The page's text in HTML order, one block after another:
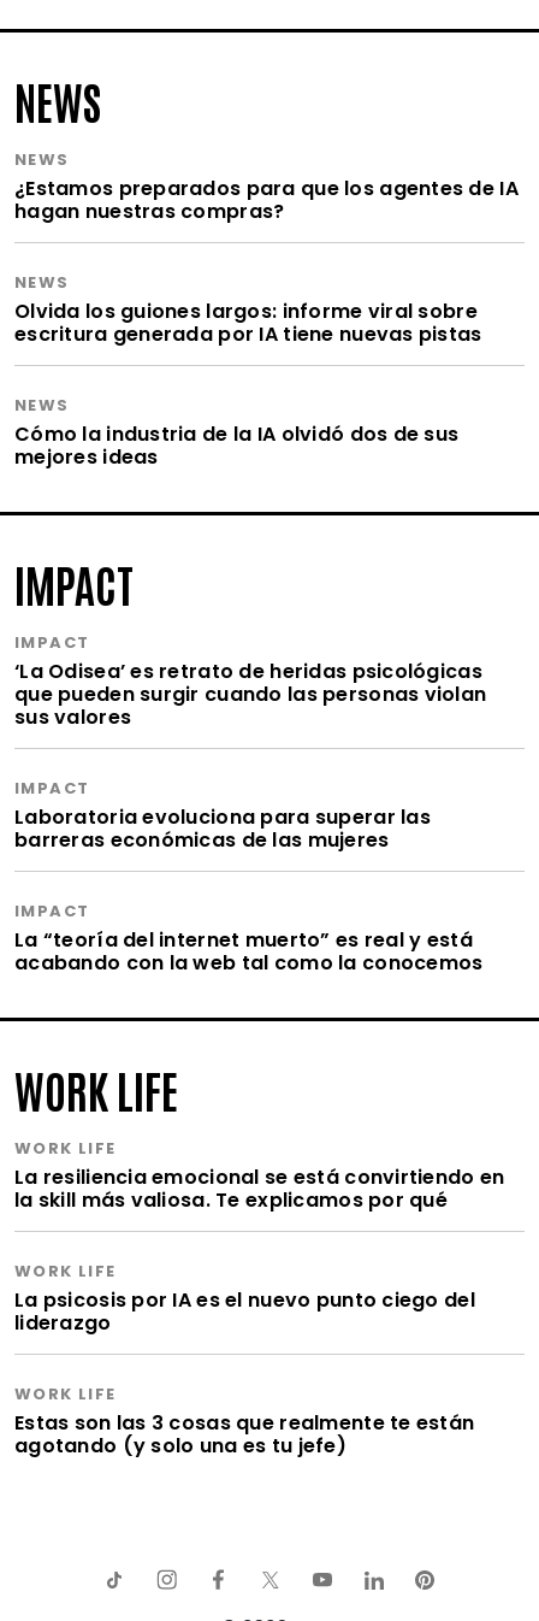
NEWS
NEWS
¿Estamos preparados para que los agentes de IA
hagan nuestras compras?
NEWS
Olvida los guiones largos: informe viral sobre
escritura generada por IA tiene nuevas pistas
NEWS
Cómo la industria de la IA olvidó dos de sus
mejores ideas
IMPACT
IMPACT
‘La Odisea’ es retrato de heridas psicológicas
que pueden surgir cuando las personas violan
sus valores
IMPACT
Laboratoria evoluciona para superar las
barreras económicas de las mujeres
IMPACT
La “teoría del internet muerto” es real y está
acabando con la web tal como la conocemos
WORK LIFE
WORK LIFE
La resiliencia emocional se está convirtiendo en
la skill más valiosa. Te explicamos por qué
WORK LIFE
La psicosis por IA es el nuevo punto ciego del
liderazgo
WORK LIFE
Estas son las 3 cosas que realmente te están
agotando (y solo una es tu jefe)